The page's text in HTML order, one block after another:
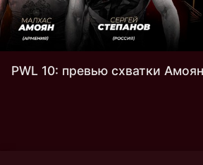
PWL 10: превью схватки